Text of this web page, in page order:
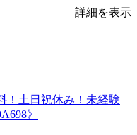
詳細を表示